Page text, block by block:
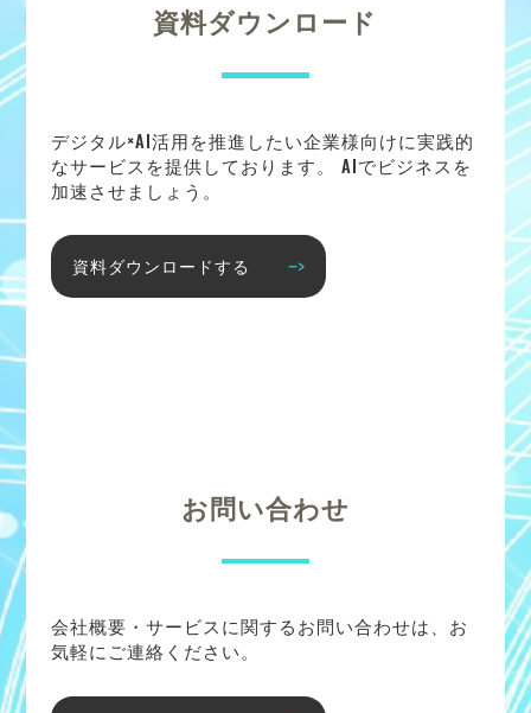
資料ダウンロード
デジタル×AI活用を推進したい企業様向けに実践的
なサービスを提供しております。 AIでビジネスを
加速させましょう。
資料ダウンロードする
お問い合わせ
会社概要・サービスに関するお問い合わせは、お
気軽にご連絡ください。